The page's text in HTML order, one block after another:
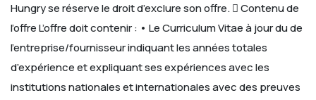
Hungry se réserve le droit d’exclure son offre. Contenu de
l’offreL’offre doit contenir : • Le Curriculum Vitae à jour du de
l’entreprise/fournisseur indiquant les années totales
d’expérience et expliquant ses expériences avec les
institutions nationales et internationales avec des preuves